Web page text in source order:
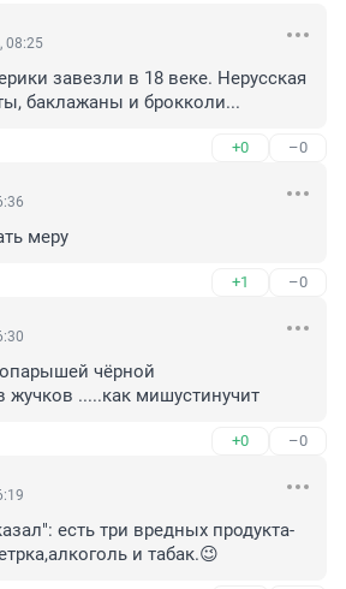
08:25
завезли в 18 веке. Нерусская
баклажаны и брокколи...
+0 –0
меру
+1 –0
чёрной
жучков .....как мишустинучит
+0 –0
есть три вредных продукта-
и табак.😉